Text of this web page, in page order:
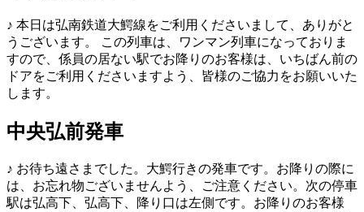
♪ 本日は弘南鉄道大鰐線をご利用くださいまして、ありがと
うございます。
この列車は、ワンマン列車になっておりま
すので、係員の居ない駅でお降りのお客様は、いちばん前の
ドアをご利用くださいますよう、皆様のご協力をお願いいた
します。
中央弘前発車
♪ お待ち遠さまでした。大鰐行きの発車です。お降りの際に
は、お忘れ物ございませんよう、ご注意ください。次の停車
駅は弘高下、弘高下、降り口は左側です。お降りのお客様